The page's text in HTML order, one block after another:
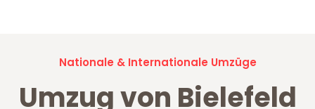
Nationale & Internationale Umzüge
Umzug von Bielefeld